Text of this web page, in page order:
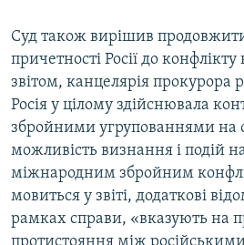
Суд також вирішив продовжити
причетності Росії до конфлікту
звітом, канцелярія прокурора
Росія у цілому здійснювала
збройними угрупованнями на
можливість визнання і подій
міжнародним збройним
мовиться у звіті, додаткові
рамках справи, «вказують на